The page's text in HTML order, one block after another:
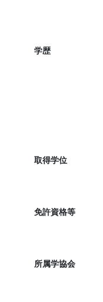
学歴
取得学位
免許資格等
所属学協会